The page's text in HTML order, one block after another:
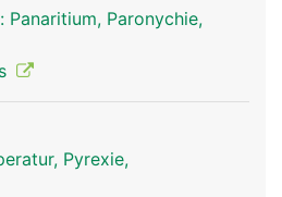
Panaritium, Paronychie,
Pyrexie,